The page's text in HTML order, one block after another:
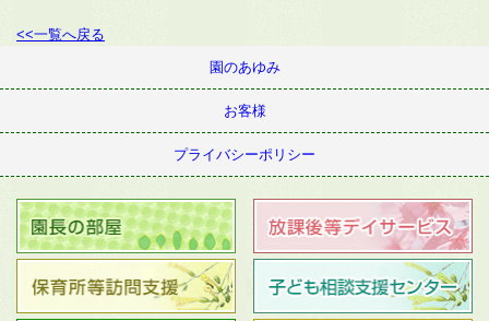
<<一覧へ戻る
園のあゆみ
お客様
プライバシーポリシー